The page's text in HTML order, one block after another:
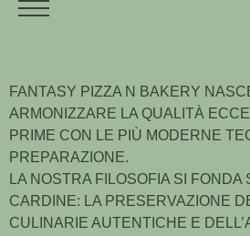
FANTASY PIZZA N BAKERY
ARMONIZZARE LA QUALITÀ
PRIME CON LE PIÙ MODERNE
PREPARAZIONE.
LA NOSTRA FILOSOFIA SI FONDA
CARDINE: LA PRESERVAZIONE
CULINARIE AUTENTICHE E